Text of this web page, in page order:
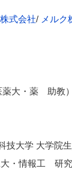
式会社/ メルク
大・薬 助教）
大学 大学院
・情報工 研究